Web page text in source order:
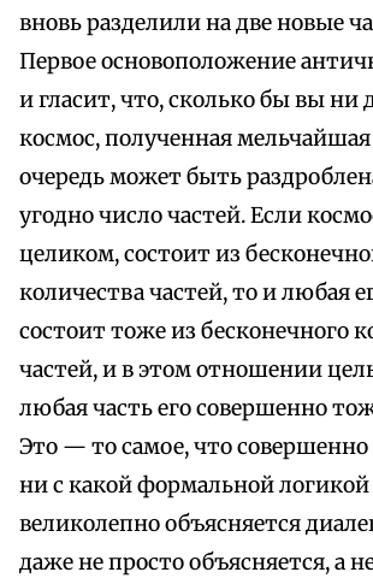
вновь разделили на две новые
Первое основоположение
и гласит, что, сколько бы вы ни
космос, полученная
очередь может быть
угодно число частей. Если
целиком, состоит из
количества частей, то и любая
состоит тоже из бесконечного
частей, и в этом отношении
любая часть его совершенно
Это — то самое, что
ни с какой формальной
великолепно объясняется
даже не просто объясняется, а